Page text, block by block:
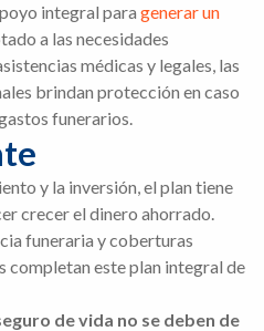
integral para generar un
a las necesidades
médicas y legales, las
brindan protección en caso
funerarios.
y la inversión, el plan tiene
crecer el dinero ahorrado.
funeraria y coberturas
completan este plan integral de
de vida no se deben de